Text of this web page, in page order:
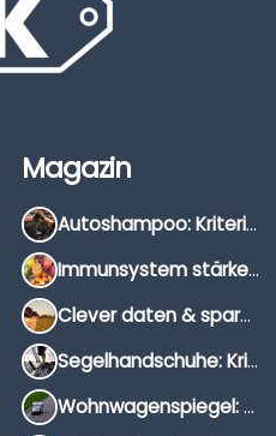
Magazin
Autoshampoo: Kriterien, Unterschiede & Anwendung
Immunsystem stärken: Hausmittel, Vitamine & Wissenswertes
Clever daten & sparen: So findest du die besten Deals für Dates und Unternehmungen
Segelhandschuhe: Kriterien, Materialien & Tipps
Wohnwagenspiegel: Auswahl, Preise & Montage